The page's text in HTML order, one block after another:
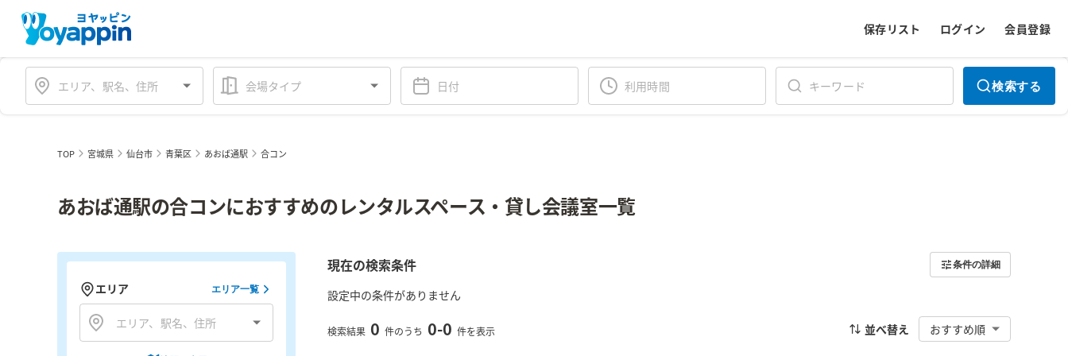
保存リスト ログイン 会員登録
会場タイプ 検索する
TOP 宮城県 仙台市 青葉区 あおば通駅 合コン
あおば通駅の合コンにおすすめのレンタルスペース・貸し会議室一覧
現在の検索条件 条件の詳細
設定中の条件がありません
検索結果 0 件のうち 0-0 件を表示 並べ替え おすすめ順
エリア エリア一覧